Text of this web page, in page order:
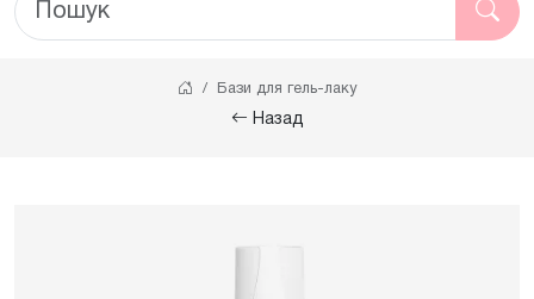
Бази для гель-лаку
Назад